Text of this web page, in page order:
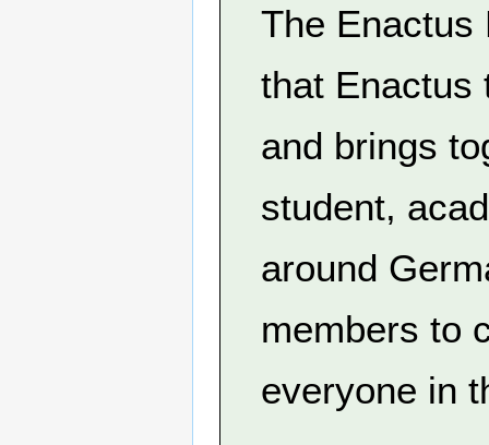
The Enactus
that Enactus
and brings
student,
around
members to
everyone in